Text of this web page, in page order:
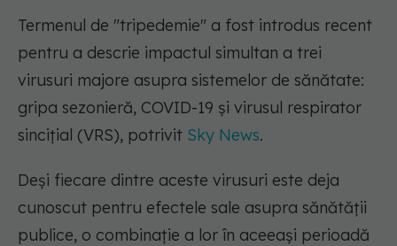
Termenul de "tripedemie" a fost introdus recent
pentru a descrie impactul simultan a trei
virusuri majore asupra sistemelor de sănătate:
gripa sezonieră, COVID-19 și virusul respirator
sincițial (VRS), potrivit Sky News.
Deși fiecare dintre aceste virusuri este deja
cunoscut pentru efectele sale asupra sănătății
publice, o combinație a lor în aceeași perioadă